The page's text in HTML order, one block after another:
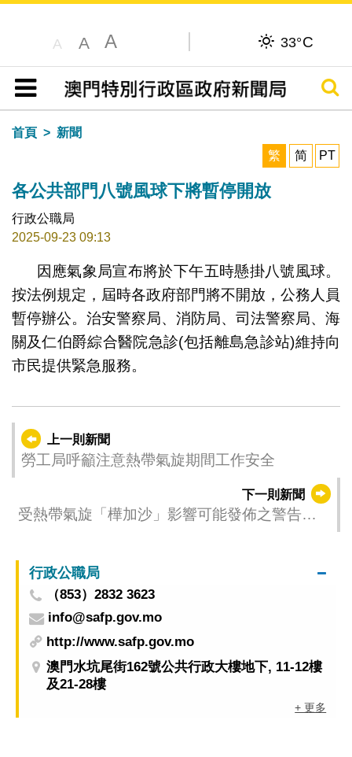
A A A 33°C
目錄
搜尋
首頁
新聞
繁
简 PT
各公共部門八號風球下將暫停開放
行政公職局
2025-09-23 09:13
因應氣象局宣布將於下午五時懸掛八號風球。
按法例規定，屆時各政府部門將不開放，公務人員
暫停辦公。治安警察局、消防局、司法警察局、海
關及仁伯爵綜合醫院急診(包括離島急診站)維持向
市民提供緊急服務。
上一則新聞
勞工局呼籲注意熱帶氣旋期間工作安全
下一則新聞
受熱帶氣旋「樺加沙」影響可能發佈之警告
行政公職局
（853）2832 3623
info@safp.gov.mo
http://www.safp.gov.mo
澳門水坑尾街162號公共行政大樓地下, 11-12樓
及21-28樓
+ 更多